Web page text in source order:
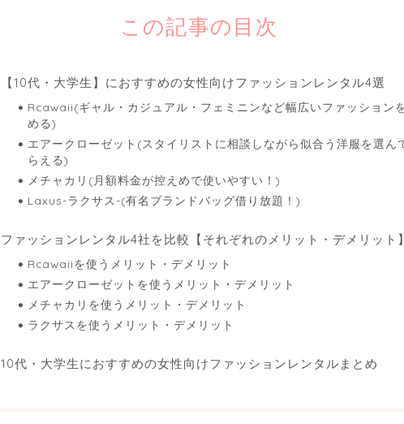
この記事の目次
【10代・大学生】におすすめの女性向けファッションレンタル4選
Rcawaii(ギャル・カジュアル・フェミニンなど幅広いファッション
める)
エアークローゼット(スタイリストに相談しながら似合う洋服を選ん
らえる)
メチャカリ(月額料金が控えめで使いやすい！)
Laxus-ラクサス-(有名ブランドバッグ借り放題！)
ファッションレンタル4社を比較【それぞれのメリット・デメリット】
Rcawaiiを使うメリット・デメリット
エアークローゼットを使うメリット・デメリット
メチャカリを使うメリット・デメリット
ラクサスを使うメリット・デメリット
10代・大学生におすすめの女性向けファッションレンタルまとめ